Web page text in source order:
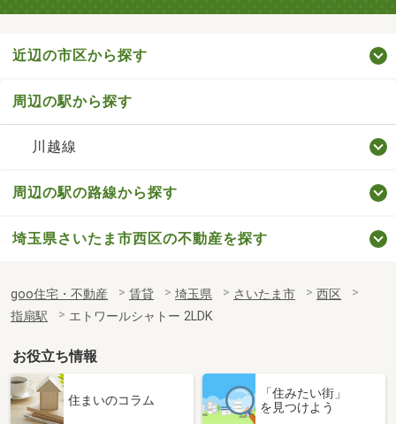
近辺の市区から探す
周辺の駅から探す
川越線
周辺の駅の路線から探す
埼玉県さいたま市西区の不動産を探す
goo住宅・不動産 賃貸 埼玉県 さいたま市
西区
指扇駅
エトワールシャトー 2LDK
お役立ち情報
住まいのコラム
「住みたい街」
を見つけよう